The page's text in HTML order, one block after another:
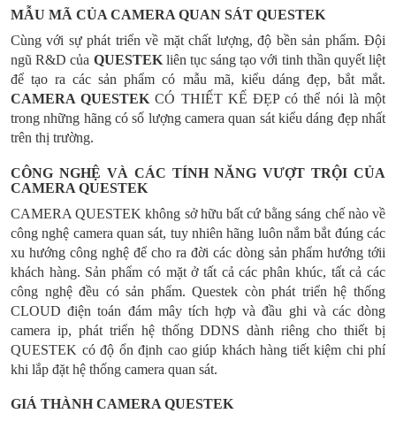
MẪU MÃ CỦA CAMERA QUAN SÁT QUESTEK
Cùng với sự phát triển về mặt chất lượng, độ bền sản phẩm. Đội
ngũ R&D của QUESTEKliên tục sáng tạo với tinh thần quyết liệt
để tạo ra các sản phẩm có mẫu mã, kiểu dáng đẹp, bắt mắt.
CAMERA QUESTEKCÓ THIẾT KẾ ĐẸP có thể nói là một
trong những hãng có số lượng camera quan sát kiểu dáng đẹp nhất
trên thị trường.
CÔNG NGHỆ VÀ CÁC TÍNH NĂNG VƯỢT TRỘI CỦA
CAMERA QUESTEK
CAMERA QUESTEK không sở hữu bất cứ bằng sáng chế nào về
công nghệ camera quan sát, tuy nhiên hãng luôn nắm bắt đúng các
xu hướng công nghệ để cho ra đời các dòng sản phẩm hướng tớii
khách hàng. Sản phẩm có mặt ở tất cả các phân khúc, tất cả các
công nghệ đều có sản phẩm. Questek còn phát triển hệ thống
CLOUD điện toán đám mây tích hợp và đầu ghi và các dòng
camera ip, phát triển hệ thống DDNS dành riêng cho thiết bị
QUESTEK có độ ổn định cao giúp khách hàng tiết kiệm chi phí
khi lắp đặt hệ thống camera quan sát.
GIÁ THÀNH CAMERA QUESTEK